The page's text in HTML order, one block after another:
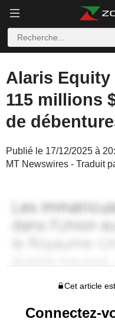
Alaris Equity
115 millions
de
Publié le 17/12/2025 à
MT Newswires - Traduit
Cet article
Connectez-